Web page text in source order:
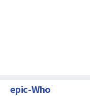
epic-Who